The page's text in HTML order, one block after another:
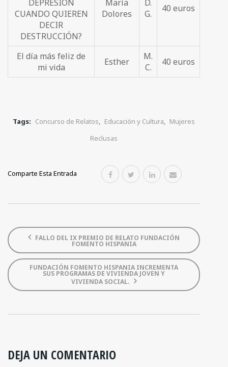
DEPRESIÓN
CUANDO QUIEREN
DECIR
DESTRUCCIÓN?
María
Dolores
D.
G.
40 euros
El día más feliz de
mi vida
Esther
M.
C.
40 euros
Tags: Concurso de Relatos, Educación y Cultura, Mujeres
Reclusas
Comparte Esta Entrada
FALLO DEL IX PREMIO DE RELATO FUNDACIÓN
FOMENTO HISPANIA
FUNDACIÓN FOMENTO HISPANIA INCREMENTA
SUS PROGRAMAS DE VIVIENDA JOVEN Y
VIVIENDA SOCIAL.
DEJA UN COMENTARIO